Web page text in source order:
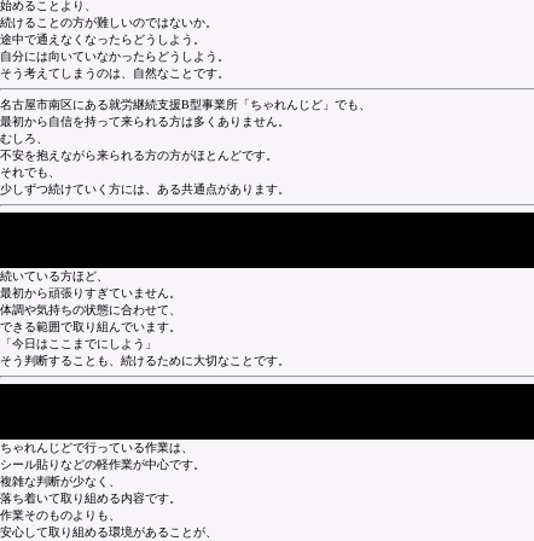
始めることより、
続けることの方が難しいのではないか。
途中で通えなくなったらどうしよう。
自分には向いていなかったらどうしよう。
そう考えてしまうのは、自然なことです。
名古屋市南区にある就労継続支援B型事業所「ちゃれんじど」でも、
最初から自信を持って来られる方は多くありません。
むしろ、
不安を抱えながら来られる方の方がほとんどです。
それでも、
少しずつ続けていく方には、ある共通点があります。
続いている方ほど、
最初から頑張りすぎていません。
体調や気持ちの状態に合わせて、
できる範囲で取り組んでいます。
「今日はここまでにしよう」
そう判断することも、続けるために大切なことです。
ちゃれんじどで行っている作業は、
シール貼りなどの軽作業が中心です。
複雑な判断が少なく、
落ち着いて取り組める内容です。
作業そのものよりも、
安心して取り組める環境があることが、